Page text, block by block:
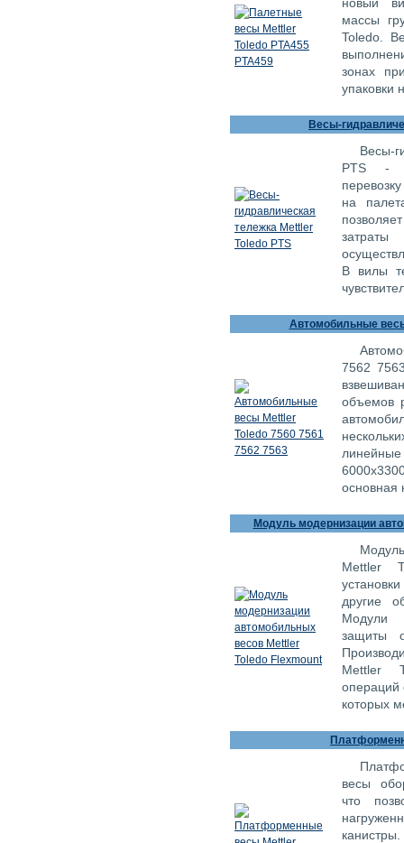
массы
Toledo.
зонах
упаковки
Весы-
Весы-
PTS -
на
В вилы
Автомобильные
7562
объемов
основная
Модуль модернизации
Mettler
другие
Модули
защиты
Mettler
операций
которых
весы
что